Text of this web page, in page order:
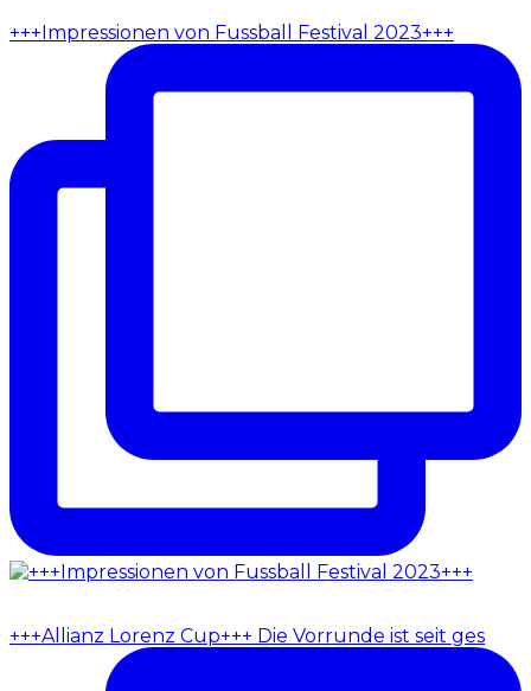
+++Impressionen von Fussball Festival 2023+++
+++Allianz Lorenz Cup+++ Die Vorrunde ist seit ges